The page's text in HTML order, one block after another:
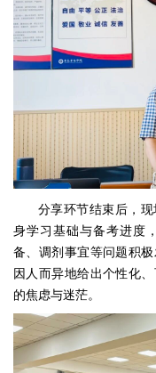
分享环节结束后，
身学习基础与备考进度
备、调剂事宜等问题积
因人而异地给出个性化
的焦虑与迷茫。